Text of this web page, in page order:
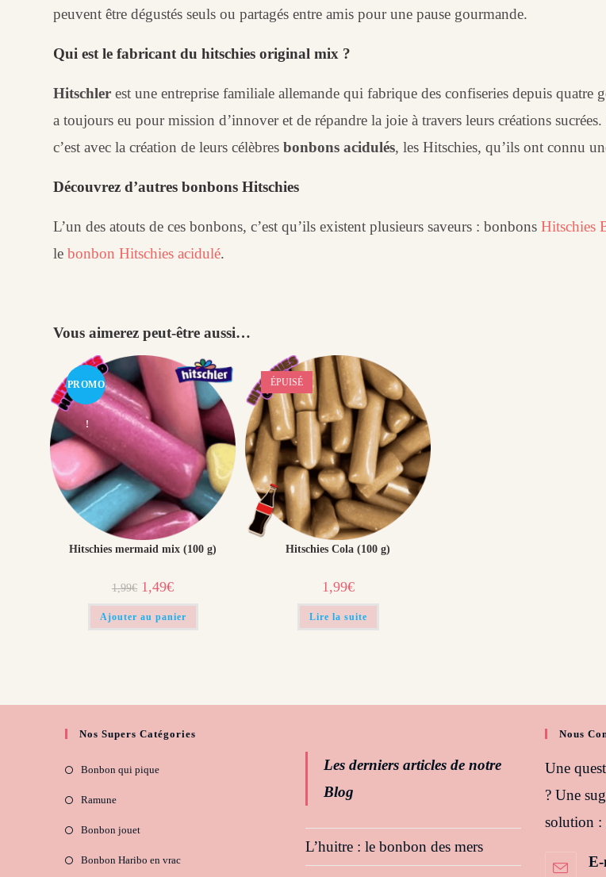
peuvent être dégustés seuls ou partagés entre amis pour une pause gourmande.
Qui est le fabricant du hitschies original mix ?
Hitschler est une entreprise familiale allemande qui fabrique des confiseries depuis
a toujours eu pour mission d’innover et de répandre la joie à travers leurs créations
c’est avec la création de leurs célèbresbonbons acidulés, les Hitschies, qu’ils ont connu
Découvrez d’autres bonbons Hitschies
L’un des atouts de ces bonbons, c’est qu’ils existent plusieurs saveurs : bonbonsHitschies
lebonbon Hitschies acidulé.
Vous aimerez peut-être aussi…
PROMO
!
Hitschies mermaid mix (100 g)
1,99€ Le
prix
initial
était :
1,49€Le
prix
actuel
est :
Ajouter au panier
ÉPUISÉ
Hitschies Cola (100 g)
1,99€
Lire la suite
Nos Supers Catégories
Bonbon qui pique
Ramune
Bonbon jouet
Bonbon Haribo en vrac
Les derniers articles de notre
Blog
L’huitre : le bonbon des mers
Nous
Une
? Une
solution :